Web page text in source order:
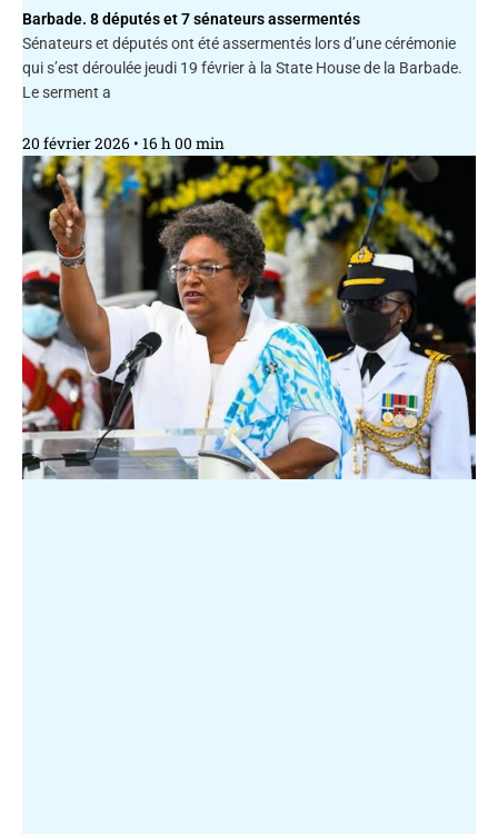
Barbade. 8 députés et 7 sénateurs assermentés
Sénateurs et députés ont été assermentés lors d’une cérémonie
qui s’est déroulée jeudi 19 février à la State House de la Barbade.
Le serment a
20 février 2026 16 h 00 min